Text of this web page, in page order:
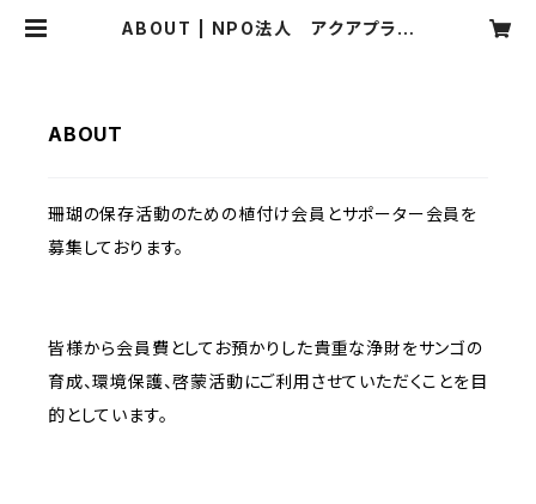
ABOUT | NPO法人 アクアプラネ
ABOUT
珊瑚の保存活動のための植付け会員とサポーター会員を
募集しております。
皆様から会員費としてお預かりした貴重な浄財をサンゴの
育成、環境保護、啓蒙活動にご利用させていただくことを目
的としています。